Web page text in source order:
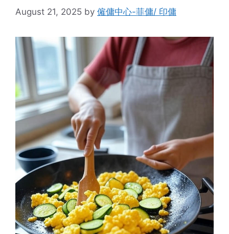
August 21, 2025 by 僱傭中心-菲傭/ 印傭